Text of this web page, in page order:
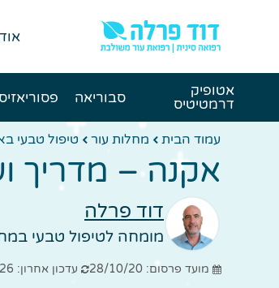
אטופיק
דרמטיטיס
סבוריאה פסוריאזיס
עמוד הבית מחלות עור טיפול טבעי
אקנה – מדריך
דוד פרלה
מומחה לטיפול טבעי
מועד פרסום: 28/10/20 עדכון אחרון: 25/06/26